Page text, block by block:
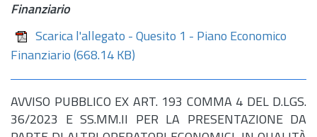
Finanziario
Scarica l'allegato - Quesito 1 - Piano Economico
Finanziario (668.14 KB)
AVVISO PUBBLICO EX ART. 193 COMMA 4 DEL D.LGS.
36/2023 E SS.MM.II PER LA PRESENTAZIONE DA